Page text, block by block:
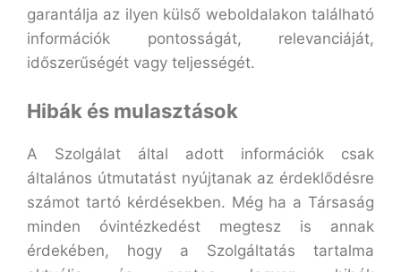
garantálja az ilyen külső weboldalakon található
információk pontosságát, relevanciáját,
időszerűségét vagy teljességét.
Hibák és mulasztások
A Szolgálat által adott információk csak
általános útmutatást nyújtanak az érdeklődésre
számot tartó kérdésekben. Még ha a Társaság
minden óvintézkedést megtesz is annak
érdekében, hogy a Szolgáltatás tartalma